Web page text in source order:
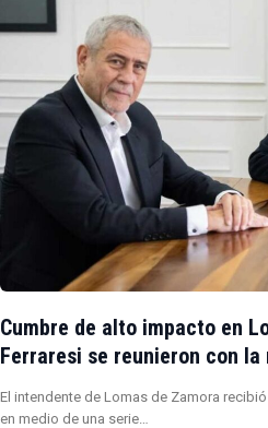
Cumbre de alto impacto en
Ferraresi se reunieron con
El intendente de Lomas de Zamora
en medio de una serie…